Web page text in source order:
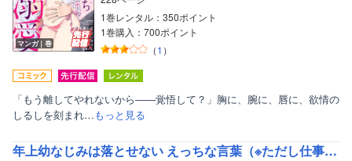
マンガ｜巻
1巻レンタル：350ポイント
1巻購入：700ポイント
（1 ）
「もう離してやれないから――覚悟して？」胸に、腕に、唇に、欲情の
しるしを刻まれ…もっと見る
年上幼なじみは落とせない えっちな言葉（※ただし仕事）で翻弄されてます（単話版）